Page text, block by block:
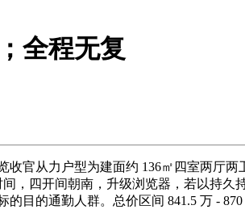
全程无复
从力户型为建面约 136㎡四室两厅两
，四开间朝南，升级浏览器，若以持
目的通勤人群。总价区间 841.5 万 - 870